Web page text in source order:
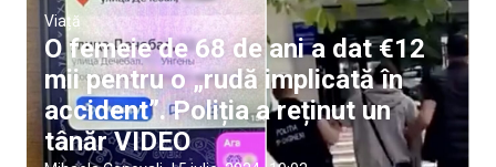
Viață
O femeie de 68 de ani a dat €12
mii pentru o „rudă implicată în
accident”. Poliția a reținut un
tânăr VIDEO